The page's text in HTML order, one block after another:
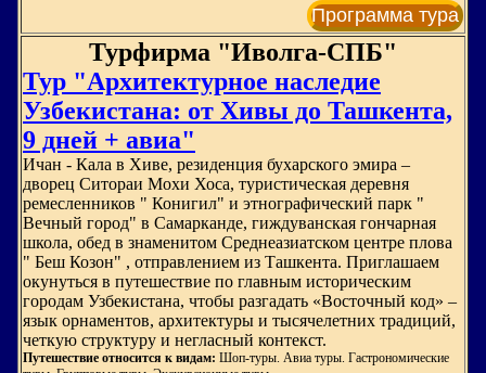
Программа тура
Турфирма "Иволга-СПБ"
Тур "Архитектурное наследие
Узбекистана: от Хивы до Ташкента,
9 дней + авиа"
Ичан - Кала в Хиве, резиденция бухарского эмира –
дворец Ситораи Мохи Хоса, туристическая деревня
ремесленников " Конигил" и этнографический парк "
Вечный город" в Самарканде, гиждуванская гончарная
школа, обед в знаменитом Среднеазиатском центре плова
" Беш Козон" , отправлением из Ташкента. Приглашаем
окунуться в путешествие по главным историческим
городам Узбекистана, чтобы разгадать «Восточный код» –
язык орнаментов, архитектуры и тысячелетних традиций,
четкую структуру и негласный контекст.
Путешествие относится к видам: Шоп-туры. Авиа туры. Гастрономические